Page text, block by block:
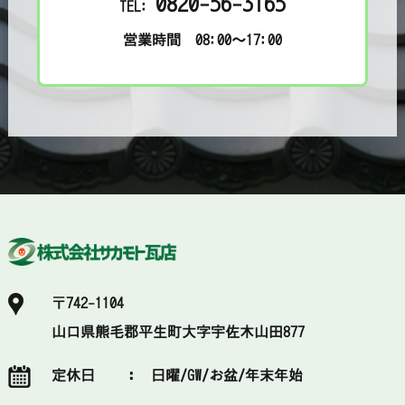
TEL:
営業時間 08:00～17:00
〒742-1104
山口県熊毛郡平生町大字宇佐木山田877
定休日 ： 日曜/GW/お盆/年末年始